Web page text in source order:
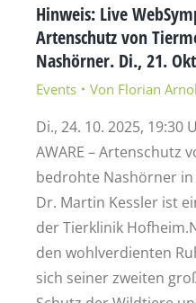
Hinweis: Live
Artenschutz von
Nashörner. Di., 21.
Events Von Florian
Di., 24. 10. 2025, 19:30
AWARE – Artenschutz
bedrohte Nashörner
Dr. Martin Kessler ist
der Tierklinik
den wohlverdienten
sich seiner zweiten